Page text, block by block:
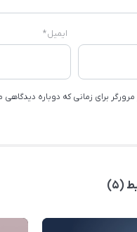
ایمیل*
مرورگر برای زمانی که دوباره
(5)